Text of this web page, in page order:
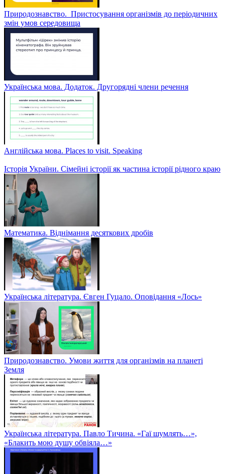
Природознавство. Пристосування організмів до періодичних
змін умов середовища
Українська мова. Додаток. Другорядні члени речення
Англійська мова. Places to visit. Speaking
Історія України. Сімейні історії як частина історії рідного краю
Математика. Віднімання десяткових дробів
Українська література. Євген Гуцало. Оповідання «Лось»
Природознавство. Умови життя для організмів на планеті
Земля